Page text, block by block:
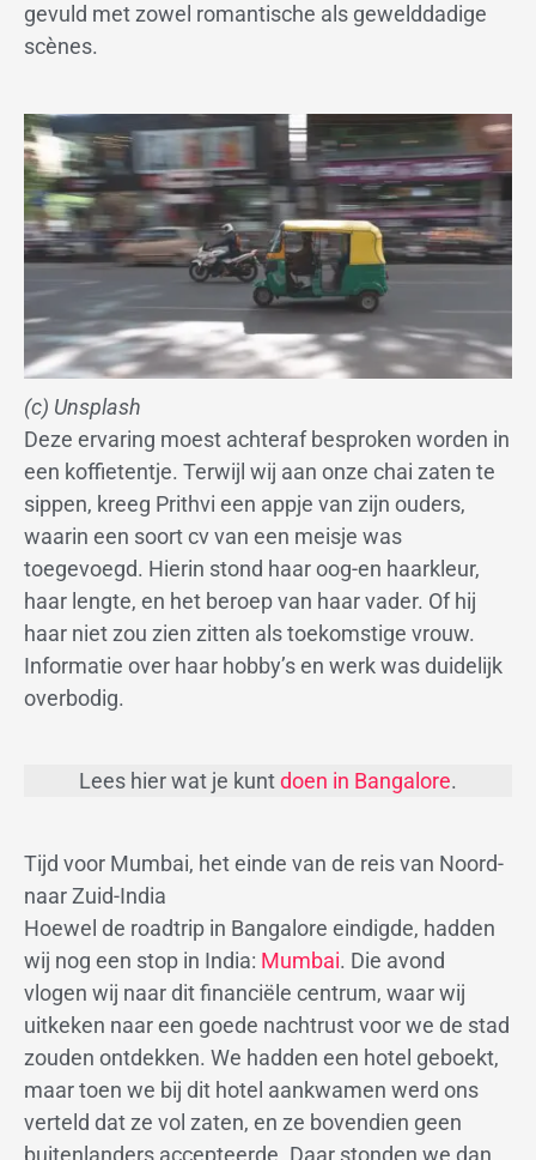
gevuld met zowel romantische als gewelddadige
scènes.
(c) Unsplash
Deze ervaring moest achteraf besproken worden in
een koffietentje. Terwijl wij aan onze chai zaten te
sippen, kreeg Prithvi een appje van zijn ouders,
waarin een soort cv van een meisje was
toegevoegd. Hierin stond haar oog-en haarkleur,
haar lengte, en het beroep van haar vader. Of hij
haar niet zou zien zitten als toekomstige vrouw.
Informatie over haar hobby’s en werk was duidelijk
overbodig.
Lees hier wat je kuntdoen in Bangalore.
Tijd voor Mumbai, het einde van de reis van Noord-
naar Zuid-India
Hoewel de roadtrip in Bangalore eindigde, hadden
wij nog een stop in India: Mumbai. Die avond
vlogen wij naar dit financiële centrum, waar wij
uitkeken naar een goede nachtrust voor we de stad
zouden ontdekken. We hadden een hotel geboekt,
maar toen we bij dit hotel aankwamen werd ons
verteld dat ze vol zaten, en ze bovendien geen